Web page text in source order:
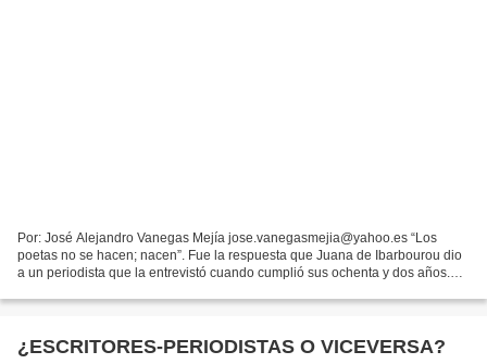
Por: José Alejandro Vanegas Mejía jose.vanegasmejia@yahoo.es “Los
poetas no se hacen; nacen”. Fue la respuesta que Juana de Ibarbourou dio
a un periodista que la entrevistó cuando cumplió sus ochenta y dos años.
¿ESCRITORES-PERIODISTAS O VICEVERSA?